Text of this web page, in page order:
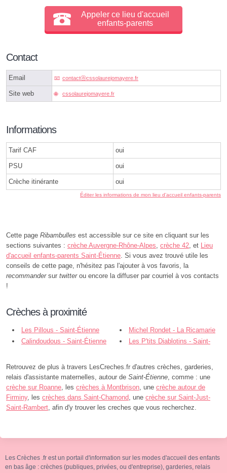
Appeler ce lieu d'accueil
enfants-parents
Contact
Email contactⓐcssolaurejomayere.fr
Site web cssolaurejomayere.fr
Informations
Tarif CAF oui
PSU oui
Crèche itinérante oui
Éditer les informations de mon lieu d'accueil enfants-parents
Cette page Ribambulles est accessible sur ce site en cliquant sur les
sections suivantes : crèche Auvergne-Rhône-Alpes, crèche 42, et Lieu
d'accueil enfants-parents Saint-Étienne. Si vous avez trouvé utile les
conseils de cette page, n'hésitez pas l'ajouter à vos favoris, la
recommandersur twitterou encore la diffuser par courriel à vos contacts
!
Crèches à proximité
Les Pillous - Saint-Étienne
Michel Rondet - La Ricamarie
Calindoudous - Saint-Étienne
Les P'tits Diablotins - Saint-
Retrouvez de plus à travers LesCreches.fr d'autres crèches, garderies,
relais d'assistante maternelles, autour de Saint-Étienne, comme : une
crèche sur Roanne, les crèches à Montbrison, une crèche autour de
Firminy, les crèches dans Saint-Chamond, une crèche sur Saint-Just-
Saint-Rambert, afin d'y trouver les creches que vous recherchez.
Les Crèches .fr est un portail d'information sur les modes d'accueil des enfants
en bas âge : crèches (publiques, privées, ou d'entreprise), garderies, relais